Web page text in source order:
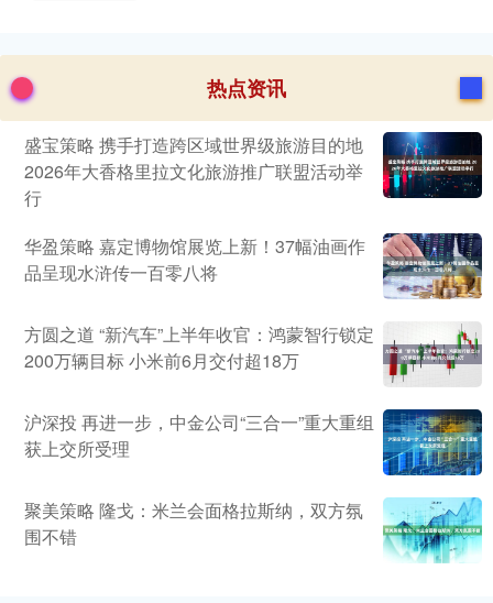
热点资讯
盛宝策略 携手打造跨区域世界级旅游目的地
2026年大香格里拉文化旅游推广联盟活动举
行
华盈策略 嘉定博物馆展览上新！37幅油画作
品呈现水浒传一百零八将
方圆之道 “新汽车”上半年收官：鸿蒙智行锁定
200万辆目标 小米前6月交付超18万
沪深投 再进一步，中金公司“三合一”重大重组
获上交所受理
聚美策略 隆戈：米兰会面格拉斯纳，双方氛
围不错